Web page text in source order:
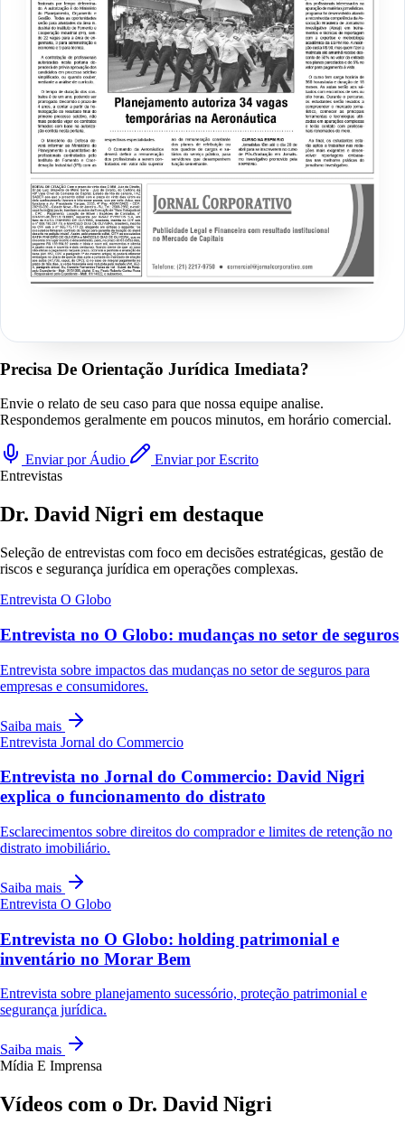
Precisa De Orientação Jurídica Imediata?
Envie o relato de seu caso para que nossa equipe analise.
Respondemos geralmente em poucos minutos, em horário comercial.
Enviar por Áudio
Enviar por Escrito
Entrevistas
Dr. David Nigri em destaque
Seleção de entrevistas com foco em decisões estratégicas, gestão de
riscos e segurança jurídica em operações complexas.
Entrevista O Globo
Entrevista no O Globo: mudanças no setor de seguros
Entrevista sobre impactos das mudanças no setor de seguros para
empresas e consumidores.
Saiba mais
Entrevista Jornal do Commercio
Entrevista no Jornal do Commercio: David Nigri
explica o funcionamento do distrato
Esclarecimentos sobre direitos do comprador e limites de retenção no
distrato imobiliário.
Saiba mais
Entrevista O Globo
Entrevista no O Globo: holding patrimonial e
inventário no Morar Bem
Entrevista sobre planejamento sucessório, proteção patrimonial e
segurança jurídica.
Saiba mais
Mídia E Imprensa
Vídeos com o Dr. David Nigri